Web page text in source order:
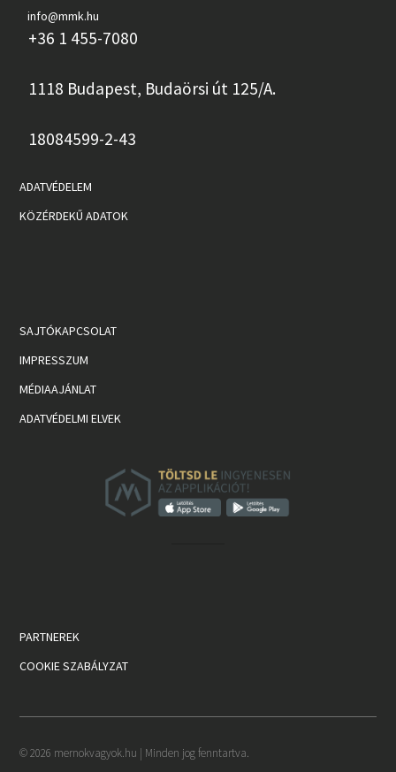
info@mmk.hu
+36 1 455-7080
1118 Budapest, Budaörsi út 125/A.
18084599-2-43
ADATVÉDELEM
KÖZÉRDEKŰ ADATOK
SAJTÓKAPCSOLAT
IMPRESSZUM
MÉDIAAJÁNLAT
ADATVÉDELMI ELVEK
PARTNEREK
COOKIE SZABÁLYZAT
© 2026 mernokvagyok.hu | Minden jog fenntartva.